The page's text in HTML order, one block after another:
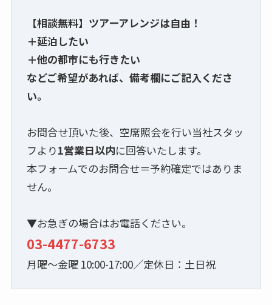
【相談無料】ツアーアレンジは自由！
＋延泊したい
＋他の都市にも行きたい
などご希望があれば、備考欄にご記入くださ
い。
お問合せ頂いた後、空席照会を行い当社スタッ
フより1営業日以内に回答いたします。
本フォームでのお問合せ＝予約確定ではありま
せん。
▼お急ぎの場合はお電話ください。
03-4477-6733
月曜～金曜 10:00-17:00／定休日：土日祝